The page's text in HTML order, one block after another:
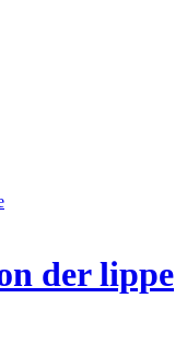
der lippe